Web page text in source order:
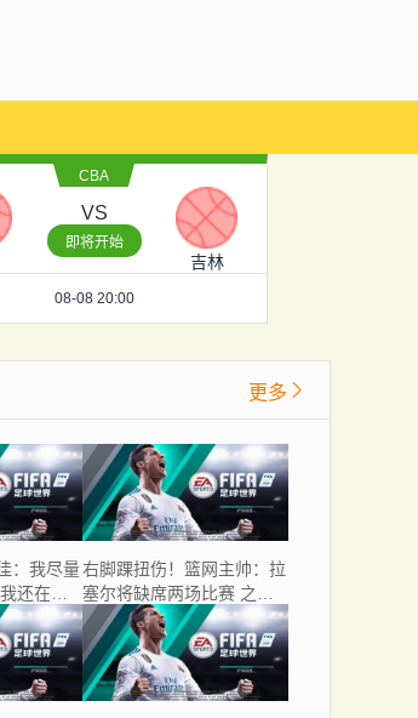
CBA
VS
即将开始
吉林
08-08 20:00
更多
：我尽量
还在努
右脚踝扭伤！篮网主帅：拉
塞尔将缺席两场比赛 之后
对其评估